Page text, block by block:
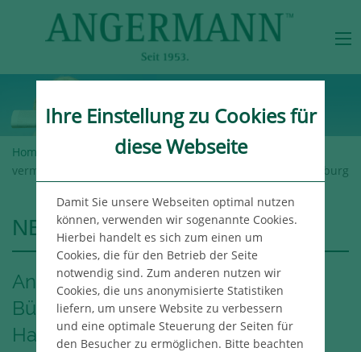
Home Angermann-Gruppe >Newsroom> Angermann
vermittelt neuen Büromieter für das „Watermark" in Hamburg
NEWSROOM
Angermann vermittelt neuen
Büromieter für das „Watermark" in
Hamburg
Ihre Einstellung zu Cookies für
diese Webseite
Damit Sie unsere Webseiten optimal nutzen
können, verwenden wir sogenannte Cookies.
Hierbei handelt es sich zum einen um
Cookies, die für den Betrieb der Seite
notwendig sind. Zum anderen nutzen wir
Cookies, die uns anonymisierte Statistiken
liefern, um unsere Website zu verbessern
und eine optimale Steuerung der Seiten für
den Besucher zu ermöglichen. Bitte beachten